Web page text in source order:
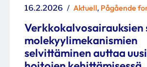
Posted
16.2.2026 Categories
Aktuell, Pågående
Verkkokalvosairauksien
molekyylimekanismien
selvittäminen auttaa